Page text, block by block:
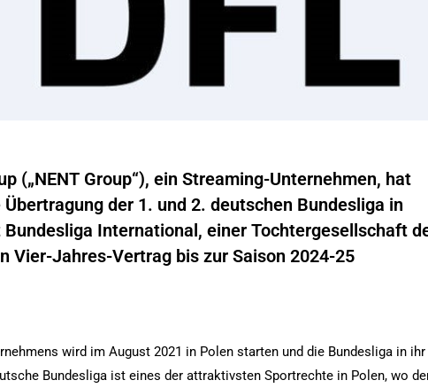
(„NENT Group“), ein Streaming-Unternehmen, hat
der 1. und 2. deutschen Bundesliga in
International, einer Tochtergesellschaft
Vier-Jahres-Vertrag bis zur Saison 2024-25
wird im August 2021 in Polen starten und die Bundesliga in ihr
Bundesliga ist eines der attraktivsten Sportrechte in Polen, wo